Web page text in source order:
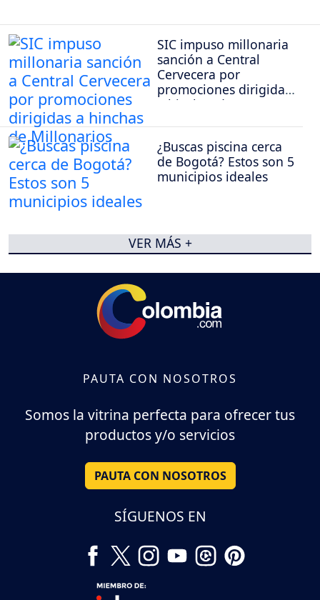
SIC impuso millonaria
sanción a Central
Cervecera por
promociones dirigidas
a hinchas de
¿Buscas piscina cerca
de Bogotá? Estos son 5
municipios ideales
VER MÁS +
PAUTA CON NOSOTROS
Somos la vitrina perfecta para ofrecer tus
productos y/o servicios
PAUTA CON NOSOTROS
SÍGUENOS EN